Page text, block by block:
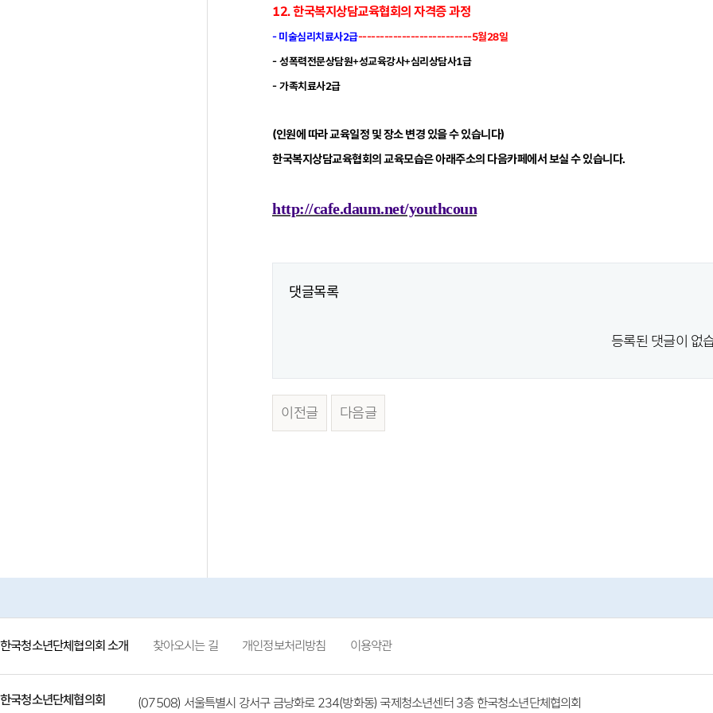
12. 한국복지상담교육협회의 자격증 과정
- 미술심리치료사2급--------------------------5월28일
- 성폭력전문상담원+성교육강사+심리상담사1급
- 가족치료사2급
(인원에 따라 교육일정 및 장소 변경 있을 수 있습니다)
한국복지상담교육협회의 교육모습은 아래주소의 다음카페에서 보실 수 있습니다.
http://cafe.daum.net/youthcoun
댓글목록
등록된 댓글이 없
이전글 다음글
한국청소년단체협의회 소개 찾아오시는 길 개인정보처리방침 이용약관
한국청소년단체협의회 (07508) 서울특별시 강서구 금낭화로 234(방화동) 국제청소년센터 3층 한국청소년단체협의회